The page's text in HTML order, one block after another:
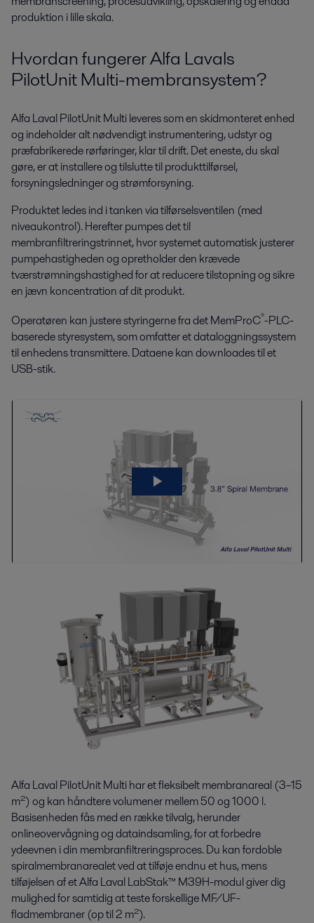
produktion i lille skala.
Hvordan fungerer Alfa Lavals
PilotUnit Multi-membransystem?
Alfa Laval PilotUnit Multi leveres som en skidmonteret enhed
og indeholder alt nødvendigt instrumentering, udstyr og
præfabrikerede rørføringer, klar til drift. Det eneste, du skal
gøre, er at installere og tilslutte til produkttilførsel,
forsyningsledninger og strømforsyning.
Produktet ledes ind i tanken via tilførselsventilen (med
niveaukontrol). Herefter pumpes det til
membranfiltreringstrinnet, hvor systemet automatisk justerer
pumpehastigheden og opretholder den krævede
tværstrømningshastighed for at reducere tilstopning og sikre
en jævn koncentration af dit produkt.
Operatøren kan justere styringerne fra det MemProC®-PLC-
baserede styresystem, som omfatter et dataloggningssystem
til enhedens transmittere. Dataene kan downloades til et
USB-stik.
Alfa Laval PilotUnit Multi har et fleksibelt membranareal (3–15
m²) og kan håndtere volumener mellem 50 og 1000 l.
Basisenheden fås med en række tilvalg, herunder
onlineovervågning og dataindsamling, for at forbedre
ydeevnen i din membranfiltreringsproces. Du kan fordoble
spiralmembranarealet ved at tilføje endnu et hus, mens
tilføjelsen af et Alfa Laval LabStak™ M39H-modul giver dig
mulighed for samtidig at teste forskellige MF/UF-
fladmembraner (op til 2 m²).